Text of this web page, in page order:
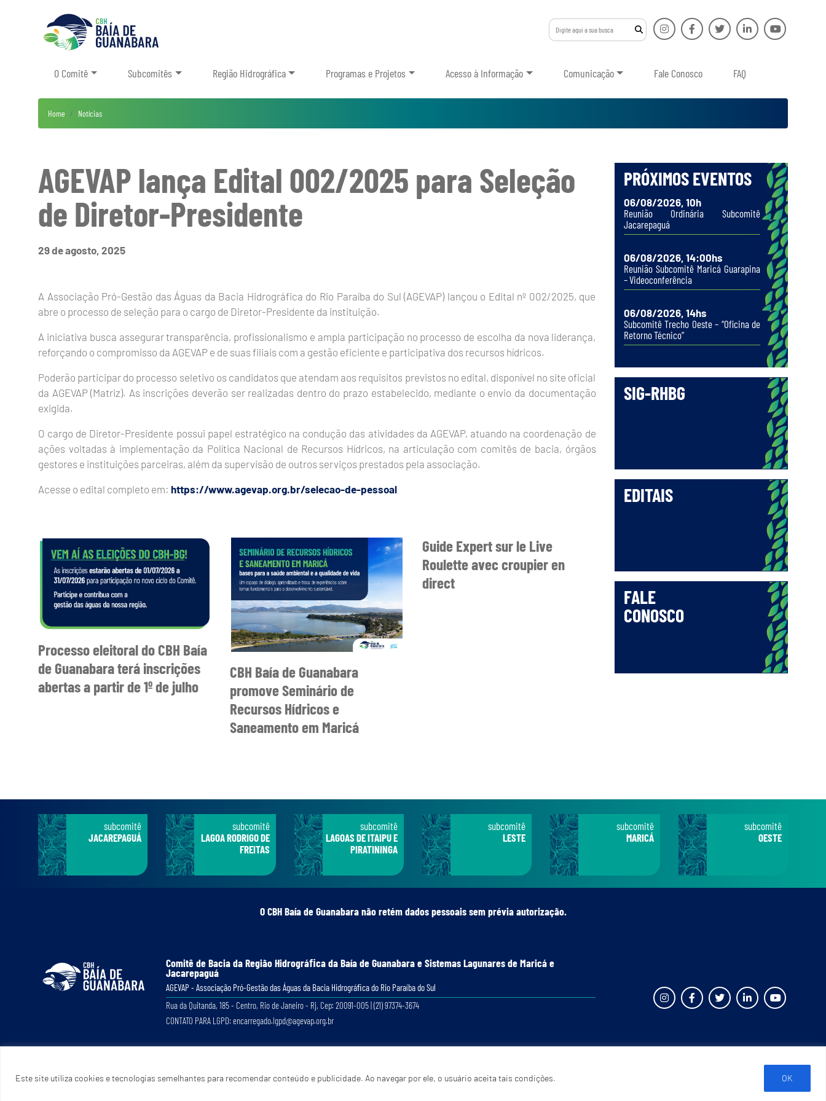
Este site utiliza cookies e tecnologias semelhantes para recomendar conteúdo e publicidade. Ao navegar por ele, o usuário aceita tais condições. OK
O Comitê Subcomitês Região Hidrográfica Programas e Projetos Acesso à Informação Comunicação Fale Conosco FAQ
Home Notícias
AGEVAP lança Edital 002/2025 para Seleção
de Diretor-Presidente
29 de agosto, 2025
A Associação Pró-Gestão das Águas da Bacia Hidrográfica do Rio Paraíba do Sul (AGEVAP) lançou o Edital nº 002/2025, que
abre o processo de seleção para o cargo de Diretor-Presidente da instituição.
A iniciativa busca assegurar transparência, profissionalismo e ampla participação no processo de escolha da nova liderança,
reforçando o compromisso da AGEVAP e de suas filiais com a gestão eficiente e participativa dos recursos hídricos.
Poderão participar do processo seletivo os candidatos que atendam aos requisitos previstos no edital, disponível no site oficial
da AGEVAP (Matriz). As inscrições deverão ser realizadas dentro do prazo estabelecido, mediante o envio da documentação
exigida.
O cargo de Diretor-Presidente possui papel estratégico na condução das atividades da AGEVAP, atuando na coordenação de
ações voltadas à implementação da Política Nacional de Recursos Hídricos, na articulação com comitês de bacia, órgãos
gestores e instituições parceiras, além da supervisão de outros serviços prestados pela associação.
Acesse o edital completo em: https://www.agevap.org.br/selecao-de-pessoal
Processo eleitoral do CBH Baía
de Guanabara terá inscrições
abertas a partir de 1º de julho
CBH Baía de Guanabara
promove Seminário de
Recursos Hídricos e
Saneamento em Maricá
Guide Expert sur le Live
Roulette avec croupier en
direct
PRÓXIMOS EVENTOS
06/08/2026, 10h
Reunião Ordinária Subcomitê
Jacarepaguá
06/08/2026, 14:00hs
Reunião Subcomitê Maricá Guarapina
– Videoconferência
06/08/2026, 14hs
Subcomitê Trecho Oeste – “Oficina de
Retorno Técnico”
SIG-RHBG
EDITAIS
FALE
CONOSCO
subcomitê
JACAREPAGUÁ
subcomitê
LAGOA RODRIGO DE
FREITAS
subcomitê
LAGOAS DE ITAIPU E
PIRATININGA
subcomitê
LESTE
subcomitê
MARICÁ
subcomitê
OESTE
O CBH Baía de Guanabara não retém dados pessoais sem prévia autorização.
Comitê de Bacia da Região Hidrográﬁca da Baía de Guanabara e Sistemas Lagunares de Maricá e
Jacarepaguá
AGEVAP - Associação Pró-Gestão das Águas da Bacia Hidrográﬁca do Rio Paraíba do Sul
Rua da Quitanda, 185 - Centro, Rio de Janeiro - Rj, Cep: 20091-005 | (21) 97374-3674
CONTATO PARA LGPD: encarregado.lgpd@agevap.org.br